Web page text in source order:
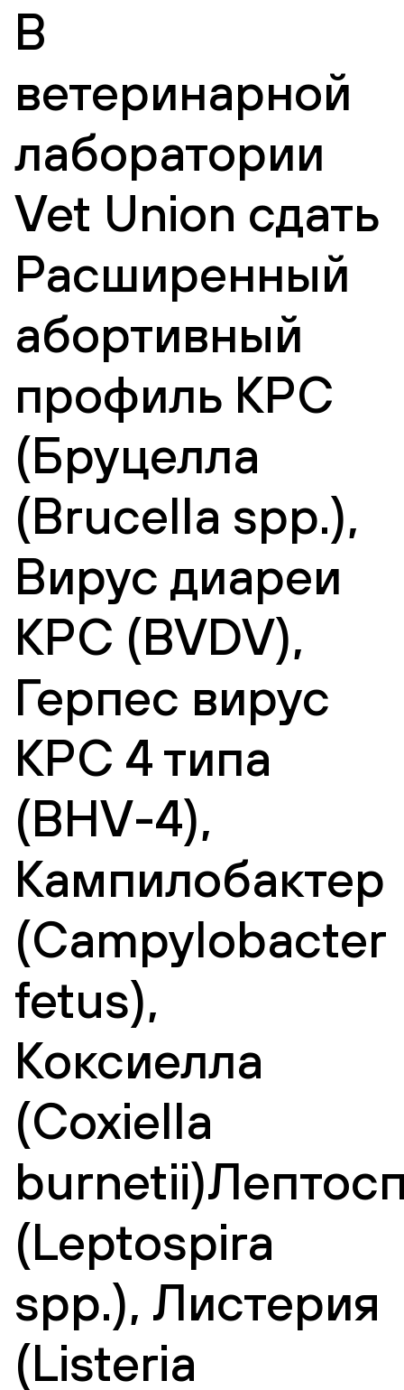
В
ветеринарной
лаборатории
Vet Union сдать
Расширенный
абортивный
профиль КРС
(Бруцелла
(Brucella spp.),
Вирус диареи
КРС (BVDV),
Герпес вирус
КРС 4 типа
(BHV-4),
Кампилобактер
(Campylobacter
fetus),
Коксиелла
(Coxiella
(Leptospira
spp.), Листерия
(Listeria